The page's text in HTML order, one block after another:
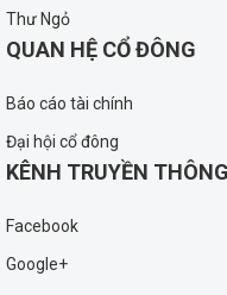
Thư Ngỏ
QUAN HỆ CỔ ĐÔNG
Báo cáo tài chính
Đại hội cổ đông
KÊNH TRUYỀN THÔNG
Facebook
Google+